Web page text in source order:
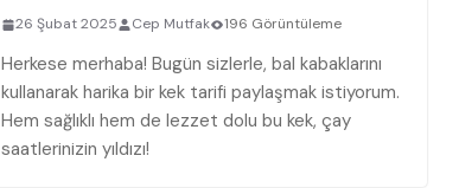
26 Şubat 2025 Cep Mutfak 196 Görüntüleme
Herkese merhaba! Bugün sizlerle, bal kabaklarını
kullanarak harika bir kek tarifi paylaşmak istiyorum.
Hem sağlıklı hem de lezzet dolu bu kek, çay
saatlerinizin yıldızı!